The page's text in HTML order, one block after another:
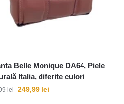
Belle Monique DA64, Piele
Italia, diferite culori
lei 249,99 lei